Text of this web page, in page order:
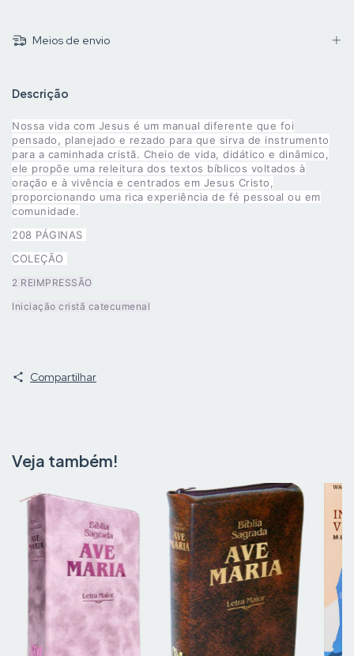
Meios de envio
Descrição
Nossa vida com Jesus é um manual diferente que foi
pensado, planejado e rezado para que sirva de instrumento
para a caminhada cristã. Cheio de vida, didático e dinâmico,
ele propõe uma releitura dos textos bíblicos voltados à
oração e à vivência e centrados em Jesus Cristo,
proporcionando uma rica experiência de fé pessoal ou em
comunidade.
208 PÁGINAS
COLEÇÃO
2 REIMPRESSÃO
Iniciação cristã catecumenal
Compartilhar
Veja também!